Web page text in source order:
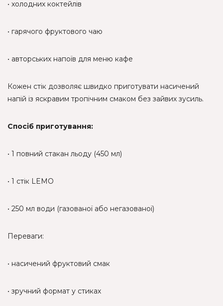
• холодних коктейлів
• гарячого фруктового чаю
• авторських напоїв для меню кафе
Кожен стік дозволяє швидко приготувати насичений
напій із яскравим тропічним смаком без зайвих зусиль.
Спосіб приготування:
• 1 повний стакан льоду (450 мл)
• 1 стік LEMO
• 250 мл води (газованої або негазованої)
Переваги:
• насичений фруктовий смак
• зручний формат у стиках